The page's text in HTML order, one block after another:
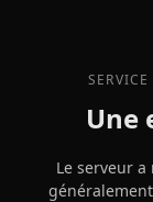
Une
Le serveur